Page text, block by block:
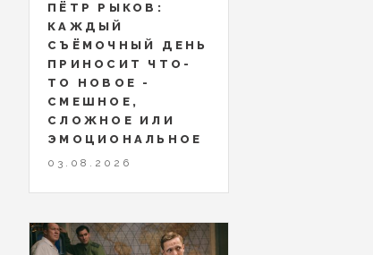
ПЁТР РЫКОВ:
КАЖДЫЙ
СЪЁМОЧНЫЙ ДЕНЬ
ПРИНОСИТ ЧТО-
ТО НОВОЕ -
СМЕШНОЕ,
СЛОЖНОЕ ИЛИ
ЭМОЦИОНАЛЬНОЕ
03.08.2026